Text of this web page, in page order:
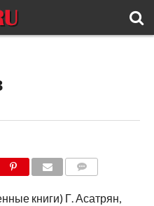
книги) Г. Асатрян,